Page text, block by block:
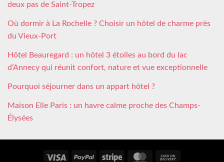
deux pas de Saint-Tropez
Où dormir à La Rochelle ? Choisir un hôtel de charme près
du Vieux-Port
Hôtel Beauregard : un hôtel 3 étoiles au bord du lac
d’Annecy qui réunit confort, nature et vue exceptionnelle
Pourquoi séjourner dans un appart hôtel ?
Maison Elle Paris : un havre calme proche des Champs-
Élysées
Visa PayPal Stripe MasterCard